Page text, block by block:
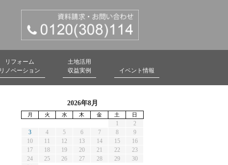
リフォーム
リノベーション
土地活用
収益実例
イベント情報
2026年8月
月 火 水 木 金 土 日
1
2
3
4 5 6 7 8
9
10
11 12 13 14 15
16
17
18 19 20 21 22
23
24
25 26 27 28 29
30